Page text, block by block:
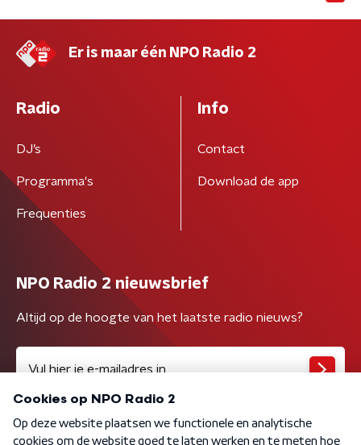
Er is maar één NPO Radio 2
Radio
DJ’s
Programma's
Frequenties
Info
Contact
Download de app
NPO Radio 2 nieuwsbrief
Altijd op de hoogte van het laatste radio nieuws?